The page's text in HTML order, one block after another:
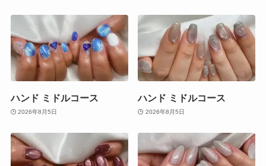
ハンド ミドルコース
2026年8月5日
ハンド ミドルコース
2026年8月5日